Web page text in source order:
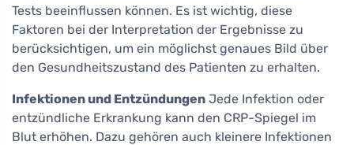
Tests beeinflussen können. Es ist wichtig, diese
Faktoren bei der Interpretation der Ergebnisse zu
berücksichtigen, um ein möglichst genaues Bild über
den Gesundheitszustand des Patienten zu erhalten.
Infektionen und Entzündungen Jede Infektion oder
entzündliche Erkrankung kann den CRP-Spiegel im
Blut erhöhen. Dazu gehören auch kleinere Infektionen